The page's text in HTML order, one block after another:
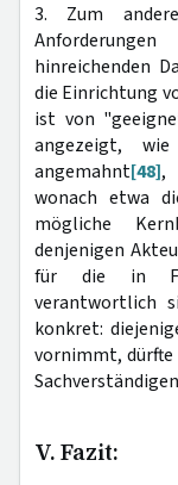
3. Zum
hinreichenden
die Einrichtung
ist von
angezeigt, wie
angemahnt[48],
wonach etwa
mögliche
denjenigen
für die in
verantwortlich
konkret:
vornimmt, dürfte
V. Fazit: